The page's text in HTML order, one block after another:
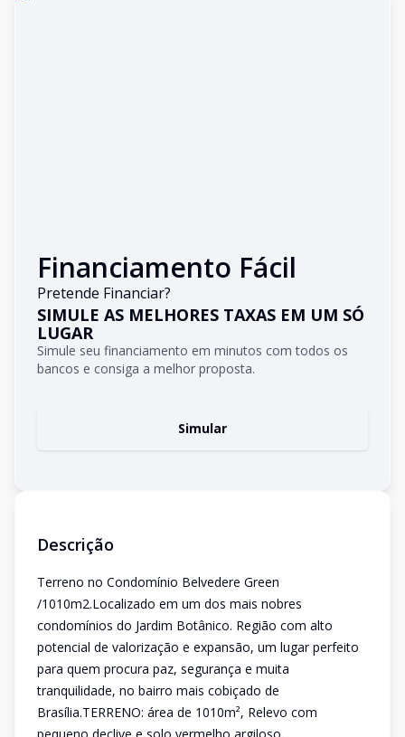
Financiamento Fácil
Pretende Financiar?
SIMULE AS MELHORES TAXAS EM UM SÓ
LUGAR
Simule seu financiamento em minutos com todos os
bancos e consiga a melhor proposta.
Simular
Descrição
Terreno no Condomínio Belvedere Green
/1010m2.Localizado em um dos mais nobres
condomínios do Jardim Botânico. Região com alto
potencial de valorização e expansão, um lugar perfeito
para quem procura paz, segurança e muita
tranquilidade, no bairro mais cobiçado de
Brasília.TERRENO: área de 1010m², Relevo com